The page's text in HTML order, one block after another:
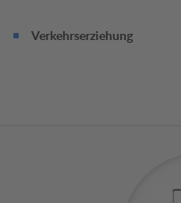
Verkehrserziehung